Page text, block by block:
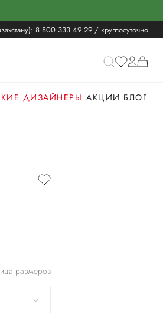
8 800 333 49 29 / круглосуточно
ДИЗАЙНЕРЫ АКЦИИ БЛОГ
размеров